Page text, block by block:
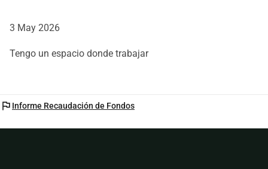
3 May 2026
Tengo un espacio donde trabajar
flag Informe Recaudación de Fondos